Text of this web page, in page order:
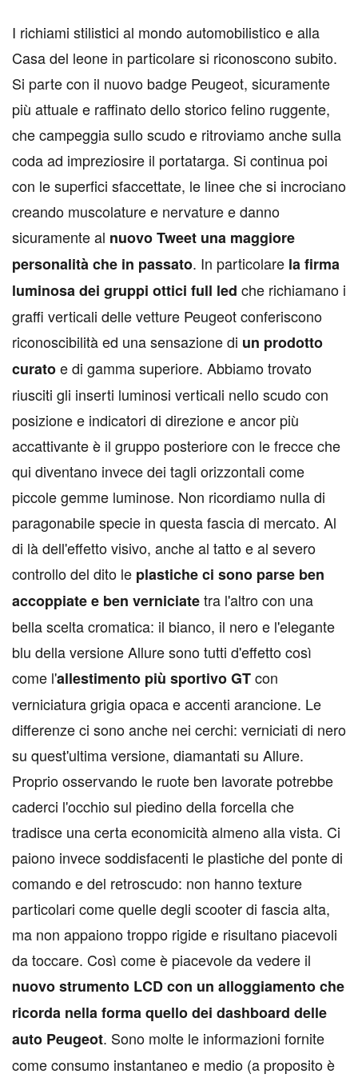
I richiami stilistici al mondo automobilistico e alla
Casa del leone in particolare si riconoscono subito.
Si parte con il nuovo badge Peugeot, sicuramente
più attuale e raffinato dello storico felino ruggente,
che campeggia sullo scudo e ritroviamo anche sulla
coda ad impreziosire il portatarga. Si continua poi
con le superfici sfaccettate, le linee che si incrociano
creando muscolature e nervature e danno
sicuramente al nuovo Tweet una maggiore
personalità che in passato. In particolare la firma
luminosa dei gruppi ottici full led che richiamano i
graffi verticali delle vetture Peugeot conferiscono
riconoscibilità ed una sensazione di un prodotto
curatoe di gamma superiore. Abbiamo trovato
riusciti gli inserti luminosi verticali nello scudo con
posizione e indicatori di direzione e ancor più
accattivante è il gruppo posteriore con le frecce che
qui diventano invece dei tagli orizzontali come
piccole gemme luminose. Non ricordiamo nulla di
paragonabile specie in questa fascia di mercato. Al
di là dell'effetto visivo, anche al tatto e al severo
controllo del dito le plastiche ci sono parse ben
accoppiate e ben verniciatetra l'altro con una
bella scelta cromatica: il bianco, il nero e l'elegante
blu della versione Allure sono tutti d'effetto così
come l'allestimento più sportivo GTcon
verniciatura grigia opaca e accenti arancione. Le
differenze ci sono anche nei cerchi: verniciati di nero
su quest'ultima versione, diamantati su Allure.
Proprio osservando le ruote ben lavorate potrebbe
caderci l'occhio sul piedino della forcella che
tradisce una certa economicità almeno alla vista. Ci
paiono invece soddisfacenti le plastiche del ponte di
comando e del retroscudo: non hanno texture
particolari come quelle degli scooter di fascia alta,
ma non appaiono troppo rigide e risultano piacevoli
da toccare. Così come è piacevole da vedere il
nuovo strumento LCD con un alloggiamento che
ricorda nella forma quello dei dashboard delle
auto Peugeot. Sono molte le informazioni fornite
come consumo instantaneo e medio (a proposito è